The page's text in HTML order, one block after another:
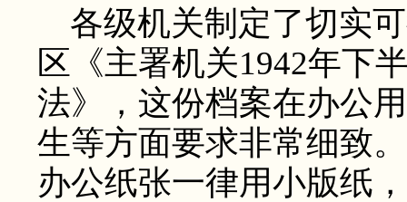
各级机关制定了切实
区《主署机关1942年下
法》，这份档案在办公
生等方面要求非常细致
办公纸张一律用小版纸